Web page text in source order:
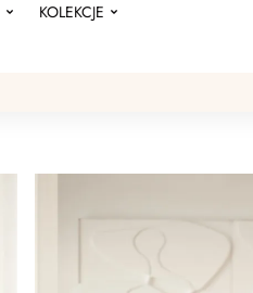
KOLEKCJE